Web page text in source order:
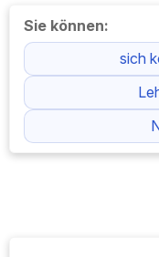
Sie können:
sich